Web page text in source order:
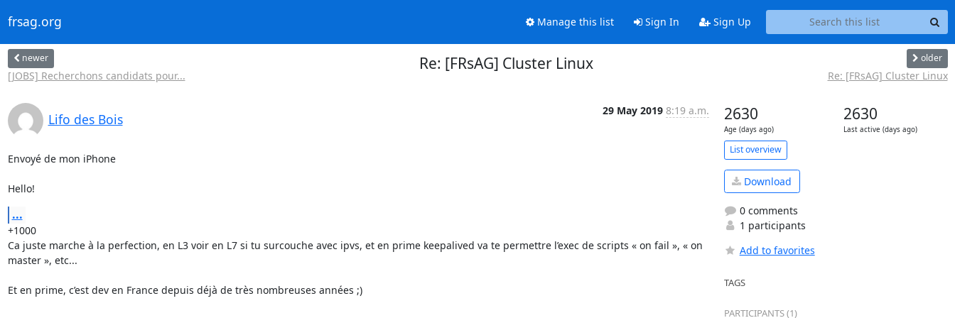
frsag.org Manage this list Sign In Sign Up
newer
[JOBS] Recherchons candidats pour...
Re: [FRsAG] Cluster Linux older
Re: [FRsAG] Cluster Linux
Lifo des Bois
29 May 2019 8:19 a.m.
Envoyé de mon iPhone
Hello!
...
+1000
Ca juste marche à la perfection, en L3 voir en L7 si tu surcouche avec ipvs, et en prime keepalived va te permettre l’exec de scripts « on fail », « on
master », etc...
Et en prime, c’est dev en France depuis déjà de très nombreuses années ;)
2630
Age (days ago)
2630
Last active (days ago)
List overview
Download
0 comments
1 participants
Add to favorites
TAGS
PARTICIPANTS (1)